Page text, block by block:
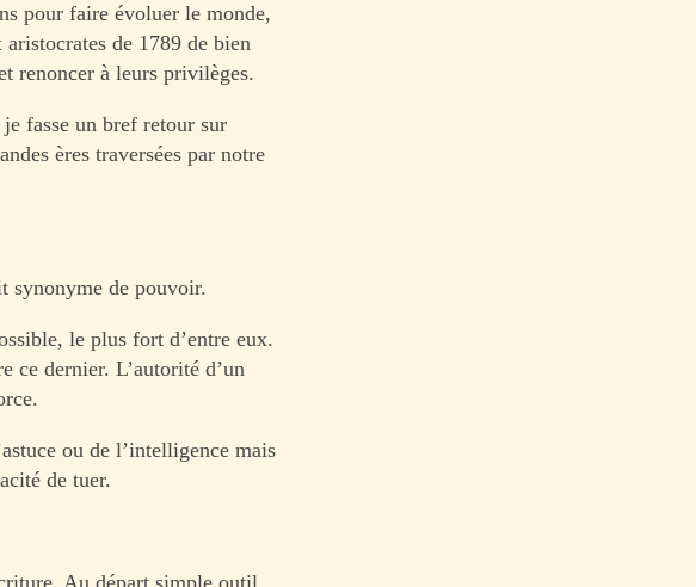
pour faire évoluer le monde,
de 1789 de bien
renoncer à leurs privilèges.
fasse un bref retour sur
ères traversées par notre
synonyme de pouvoir.
le plus fort d’entre eux.
ce dernier. L’autorité d’un
ou de l’intelligence mais
de tuer.
Au départ simple outil